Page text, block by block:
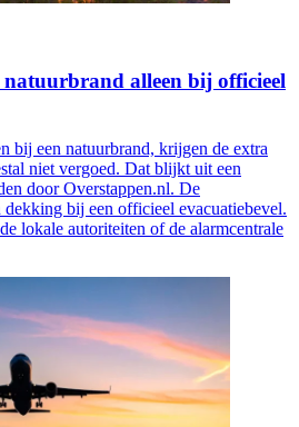
natuurbrand alleen bij officieel
bij een natuurbrand, krijgen de extra
niet vergoed. Dat blijkt uit een
door Overstappen.nl. De
bij een officieel evacuatiebevel.
lokale autoriteiten of de alarmcentrale